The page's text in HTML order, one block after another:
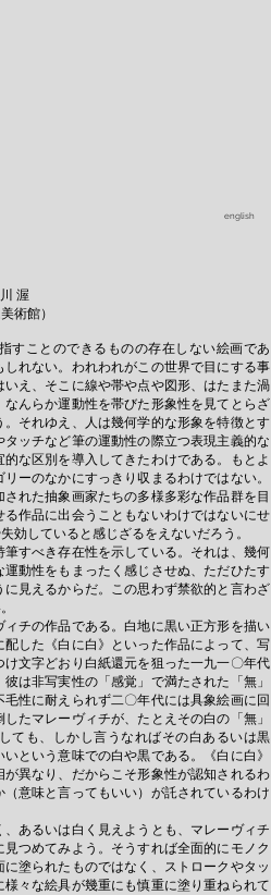
english
渥
術館）
すことのできるものの存在しない絵画であ
れない。われわれがこの世界で目にする事
え、そこに線や帯や点や図形、はたまた渦
んらか運動性を帯びた形象性を見てとらざ
それゆえ、人は幾何学的な形象を特徴とす
ッチなど筆の運動性の際立つ表現主義的な
な区別を導入してきたわけである。もとよ
ーのなかにすっきり収まるわけではない。
れた抽象画家たちの多様多彩な作品群を目
作品に出会うこともないわけではないにせ
効していると感じざるをえないだろう。
すべき存在性を示している。それは、幾何
動性をもまったく感じさせぬ、ただひたす
見えるからだ。この思わず禁欲的と言わざ
チの作品である。白地に黒い正方形を描い
した《白に白》といった作品によって、写
文字どおり白紙還元を狙った一九一〇年代
は非写実性の「感覚」で満たされた「無」
性に耐えられず二〇年代には具象絵画に回
たマレーヴィチが、たとえその白の「無」
ても、しかし言うなればその白あるいは黒
という意味での白や黒である。《白に白》
異なり、だからこそ形象性が認知されるわ
意味と言ってもいい）が託されているわけ
あるいは白く見えようとも、マレーヴィチ
つめてみよう。そうすれば全面的にモノク
塗られたものではなく、ストロークやタッ
々な絵具が幾重にも慎重に塗り重ねられて